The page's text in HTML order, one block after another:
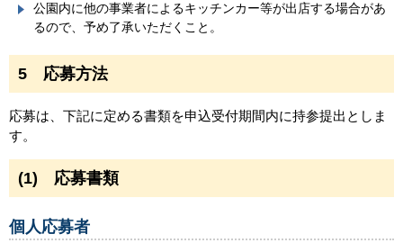
公園内に他の事業者によるキッチンカー等が出店する場合があ
るので、予め了承いただくこと。
5 応募方法
応募は、下記に定める書類を申込受付期間内に持参提出としま
す。
(1) 応募書類
個人応募者